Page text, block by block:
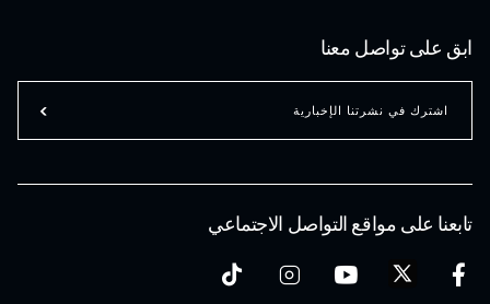
تابعنا على مواقع التواصل الاجتماعي
ابق على تواصل معنا
اشترك في نشرتنا الإخبارية